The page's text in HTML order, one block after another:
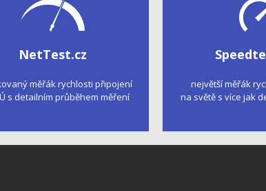
NetTest.cz
měřák rychlosti připojení
s detailním průběhem měření
největší měřák
na světě s více jak